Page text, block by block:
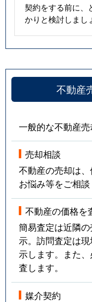
契約をする前に、
かりと検討しまし
不動産
一般的な不動産売
売却相談
不動産の売却は
お悩み等をご相談
不動産の価格を
簡易査定は近隣
示。訪問査定は
示します。また
査します。
媒介契約